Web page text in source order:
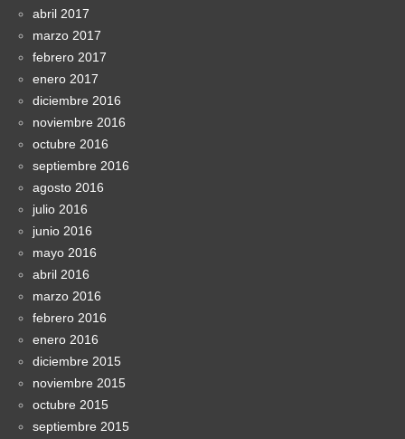
abril 2017
marzo 2017
febrero 2017
enero 2017
diciembre 2016
noviembre 2016
octubre 2016
septiembre 2016
agosto 2016
julio 2016
junio 2016
mayo 2016
abril 2016
marzo 2016
febrero 2016
enero 2016
diciembre 2015
noviembre 2015
octubre 2015
septiembre 2015